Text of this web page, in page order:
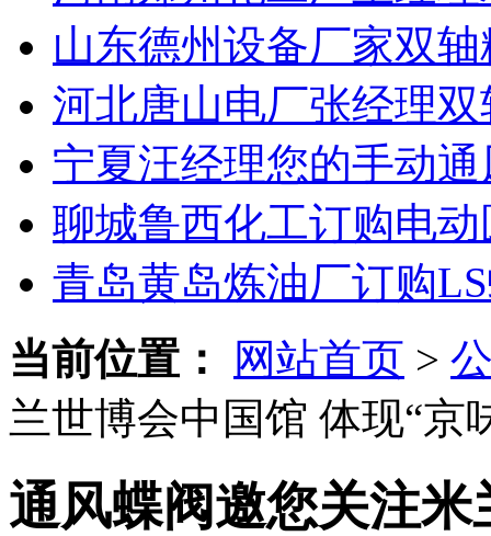
山东德州设备厂家双
河北唐山电厂张经理
宁夏汪经理您的手动
聊城鲁西化工订购电
青岛黄岛炼油厂订购
当前位置：
网站首页 >
兰世博会中国馆 体现“京
通风蝶阀邀您关注